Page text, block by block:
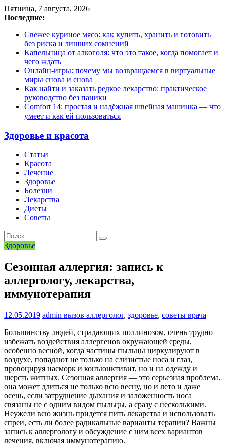
Пятница, 7 августа, 2026
Последние:
Свежее куриное мясо: как купить, хранить и готовить
без риска и лишних сомнений
Капельница от алкоголя: что это такое, когда помогает и
чего ждать
Онлайн-игры: почему мы возвращаемся в виртуальные
миры снова и снова
Как найти и заказать редкое лекарство: практическое
руководство без паники
Comfort 14: простая и надёжная швейная машинка — что
умеет и как ей пользоваться
Здоровье и красота
Статьи
Красота
Лечение
Здоровье
Болезни
Лекарства
Диеты
Советы
Здоровье
Сезонная аллергия: запись к
аллергологу, лекарства,
иммунотерапия
12.05.2019 admin вызов аллерголог, здоровье, советы врача
Большинству людей, страдающих поллинозом, очень трудно
избежать воздействия аллергенов окружающей среды,
особенно весной, когда частицы пыльцы циркулируют в
воздухе, попадают не только на слизистые носа и глаз,
провоцируя насморк и конъюнктивит, но и на одежду и
шерсть житных. Сезонная аллергия — это серьезная проблема,
она может длиться не только всю весну, но и лето и даже
осень, если затруднение дыхания и заложенность носа
связаны не с одним видом пыльцы, а сразу с несколькими.
Неужели всю жизнь придется пить лекарства и использовать
спреи, есть ли более радикальные варианты терапии? Важны
запись к аллергологу и обсуждение с ним всех вариантов
лечения, включая иммунотерапию.